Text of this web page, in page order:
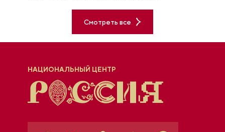
Смотреть все
НАЦИОНАЛЬНЫЙ ЦЕНТР